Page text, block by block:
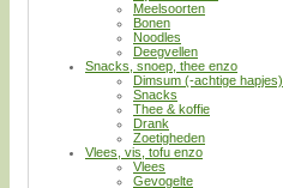
Meelsoorten
Bonen
Noodles
Deegvellen
Snacks, snoep, thee enzo
Dimsum (-achtige hapjes)
Snacks
Thee & koffie
Drank
Zoetigheden
Vlees, vis, tofu enzo
Vlees
Gevogelte